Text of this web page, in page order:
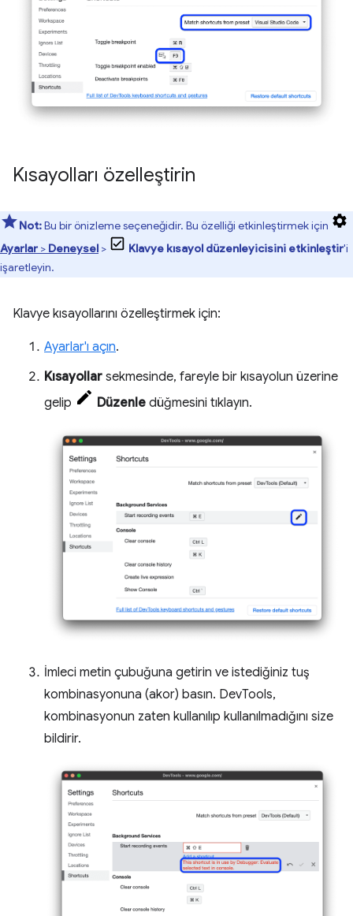
Kısayolları özelleştirin
Not:Bu bir önizleme seçeneğidir. Bu özelliği etkinleştirmek için
Ayarlar > Deneysel > Klavye kısayol düzenleyicisini etkinleştir'i
işaretleyin.
Klavye kısayollarını özelleştirmek için:
Ayarlar'ı açın.
Kısayollar sekmesinde, fareyle bir kısayolun üzerine
gelip
Düzenle düğmesini tıklayın.
İmleci metin çubuğuna getirin ve istediğiniz tuş
kombinasyonuna (akor) basın. DevTools,
kombinasyonun zaten kullanılıp kullanılmadığını size
bildirir.